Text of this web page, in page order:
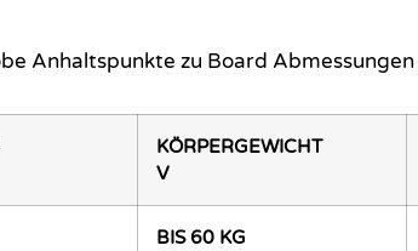
Anhaltspunkte zu Board
KÖRPERGEWICHT
V
BIS 60 KG